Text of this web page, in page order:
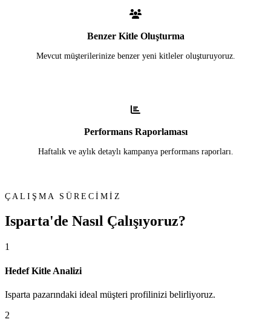
Benzer Kitle Oluşturma
Mevcut müşterilerinize benzer yeni kitleler oluşturuyoruz.
Performans Raporlaması
Haftalık ve aylık detaylı kampanya performans raporları.
ÇALIŞMA SÜRECİMİZ
Isparta'de Nasıl Çalışıyoruz?
1
Hedef Kitle Analizi
Isparta pazarındaki ideal müşteri profilinizi belirliyoruz.
2